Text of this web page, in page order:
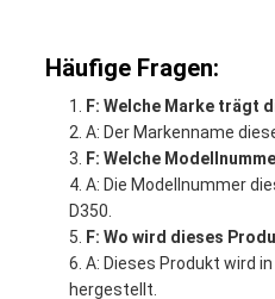
Häufige Fragen:
F: Welche Marke trägt
A: Der Markenname
F: Welche
A: Die Modellnummer
D350.
F: Wo wird dieses
A: Dieses Produkt wird
hergestellt.